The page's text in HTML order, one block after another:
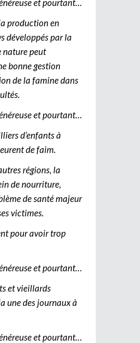
production en
développés par la
nature peut
bonne gestion
de la famine dans
et pourtant…
d’enfants à
de faim.
régions, la
de nourriture,
de santé majeur
victimes.
pour avoir trop
et pourtant…
et vieillards
une des journaux à
et pourtant…